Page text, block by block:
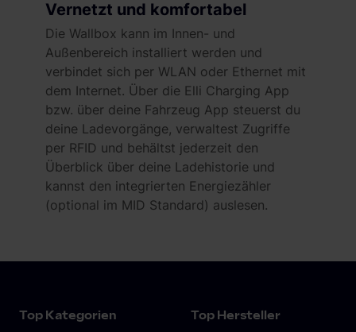
Vernetzt und komfortabel
Die Wallbox kann im Innen- und
Außenbereich installiert werden und
verbindet sich per WLAN oder Ethernet mit
dem Internet. Über die Elli Charging App
bzw. über deine Fahrzeug App steuerst du
deine Ladevorgänge, verwaltest Zugriffe
per RFID und behältst jederzeit den
Überblick über deine Ladehistorie und
kannst den integrierten Energiezähler
(optional im MID Standard) auslesen.